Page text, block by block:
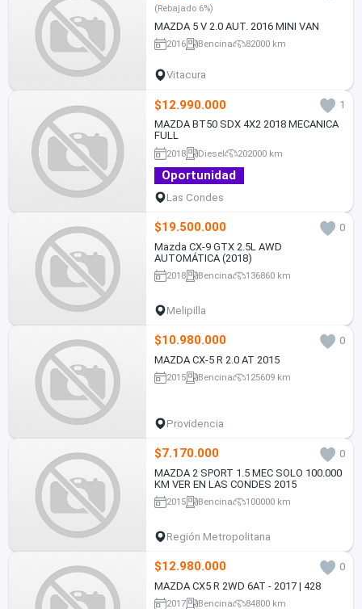
(Rebajado 6%)
MAZDA 5 V 2.0 AUT. 2016 MINI VAN
2016 Bencina 82000 km
Vitacura
$12.990.000
1
MAZDA BT50 SDX 4X2 2018 MECANICA
FULL
2018 Diesel 202000 km
Oportunidad
Las Condes
$19.500.000
0
Mazda CX-9 GTX 2.5L AWD
AUTOMÁTICA (2018)
2018 Bencina 136860 km
Melipilla
$10.980.000
0
MAZDA CX-5 R 2.0 AT 2015
2015 Bencina 125609 km
Providencia
$7.170.000
0
MAZDA 2 SPORT 1.5 MEC SOLO 100.000
KM VER EN LAS CONDES 2015
2015 Bencina 100000 km
Región Metropolitana
$12.980.000
0
MAZDA CX5 R 2WD 6AT - 2017 | 428
2017 Bencina 84800 km